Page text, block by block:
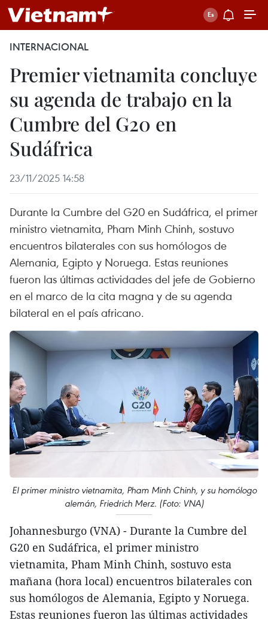
INTERNACIONAL
Premier vietnamita concluye
su agenda de trabajo en la
Cumbre del G20 en
Sudáfrica
23/11/2025 14:58
Durante la Cumbre del G20 en Sudáfrica, el primer
ministro vietnamita, Pham Minh Chinh, sostuvo
encuentros bilaterales con sus homólogos de
Alemania, Egipto y Noruega. Estas reuniones
fueron las últimas actividades del jefe de Gobierno
en el marco de la cita magna y de su agenda
bilateral en el país africano.
El primer ministro vietnamita, Pham Minh Chinh, y su homólogo
alemán, Friedrich Merz. (Foto: VNA)
Johannesburgo (VNA) - Durante la Cumbre del
G20 en Sudáfrica, el primer ministro
vietnamita, Pham Minh Chinh, sostuvo esta
mañana (hora local) encuentros bilaterales con
sus homólogos de Alemania, Egipto y Noruega.
Estas reuniones fueron las últimas actividades